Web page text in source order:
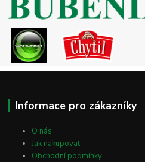
Informace pro zákazníky
O nás
Jak nakupovat
Obchodní podmínky